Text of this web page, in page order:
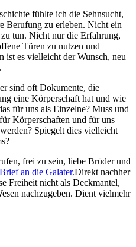
fühlte ich die Sehnsucht,
Berufung zu erleben. Nicht ein
tun. Nicht nur die Erfahrung,
Türen zu nutzen und
ist es vielleicht der Wunsch, neu
sind oft Dokumente, die
eine Körperschaft hat und wie
für uns als Einzelne? Muss und
Körperschaften und für uns
Spiegelt dies vielleicht
frei zu sein, liebe Brüder und
an die Galater.Direkt nachher
Freiheit nicht als Deckmantel,
nachzugeben. Dient vielmehr